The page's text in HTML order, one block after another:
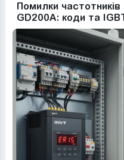
Помилки
GD200A: коди та